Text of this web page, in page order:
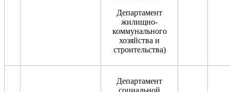
Департамент
жилищно-
коммунального
хозяйства и
строительства)
Департамент
социальной